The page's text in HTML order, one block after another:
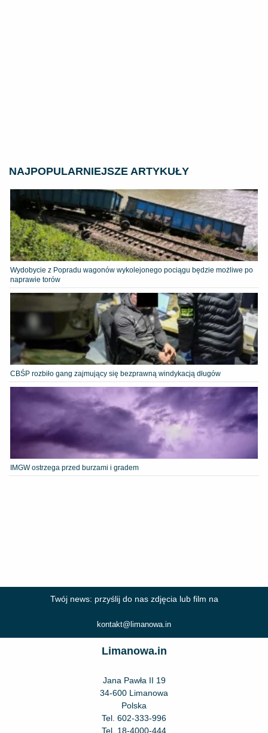
NAJPOPULARNIEJSZE ARTYKUŁY
Wydobycie z Popradu wagonów wykolejonego pociągu będzie możliwe po
naprawie torów
CBŚP rozbiło gang zajmujący się bezprawną windykacją długów
IMGW ostrzega przed burzami i gradem
Twój news: przyślij do nas zdjęcia lub film na
kontakt@limanowa.in
Limanowa.in
Jana Pawła II 19
34-600 Limanowa
Polska
Tel. 602-333-996
Tel. 18-4000-444